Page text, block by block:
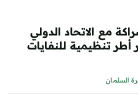
مع الاتحاد الدولي
أطر تنظيمية للنفايات
السلمان